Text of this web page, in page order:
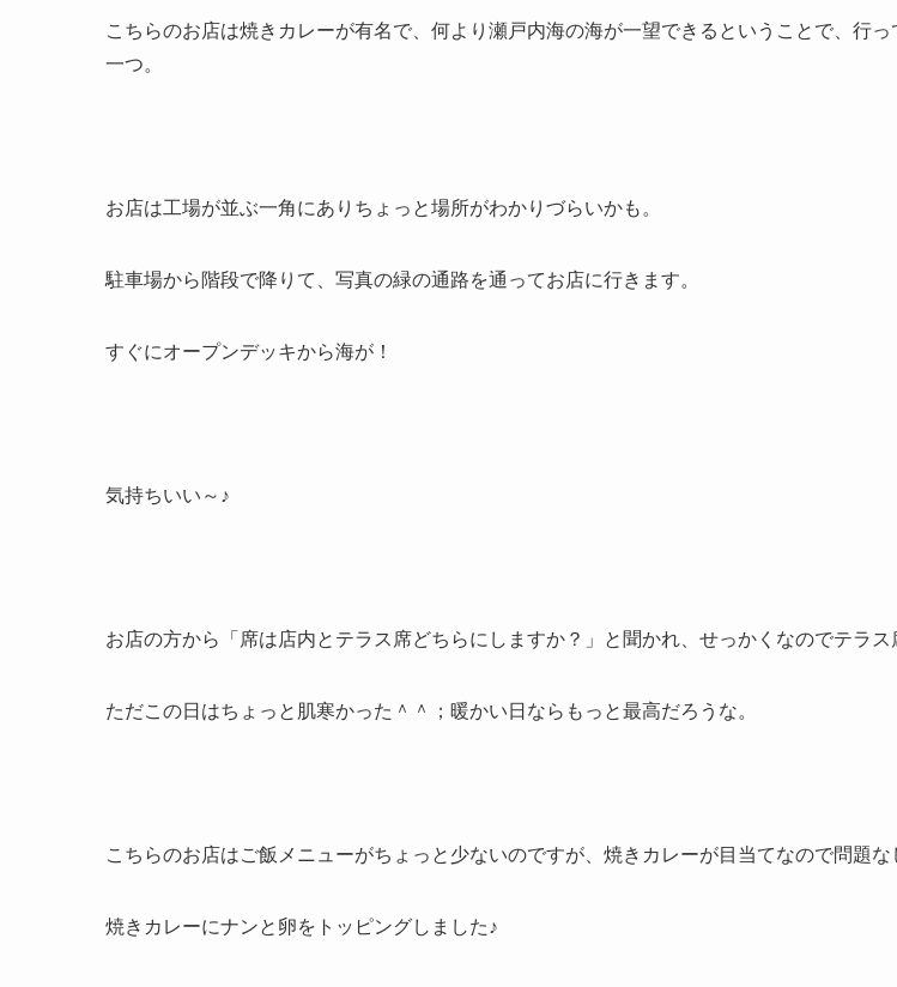
こちらのお店は焼きカレーが有名で、何より瀬戸内海の海が一望できるということで、行
一つ。
お店は工場が並ぶ一角にありちょっと場所がわかりづらいかも。
駐車場から階段で降りて、写真の緑の通路を通ってお店に行きます。
すぐにオープンデッキから海が！
気持ちいい～♪
お店の方から「席は店内とテラス席どちらにしますか？」と聞かれ、せっかくなのでテラス
ただこの日はちょっと肌寒かった＾＾；暖かい日ならもっと最高だろうな。
こちらのお店はご飯メニューがちょっと少ないのですが、焼きカレーが目当てなので問題な
焼きカレーにナンと卵をトッピングしました♪